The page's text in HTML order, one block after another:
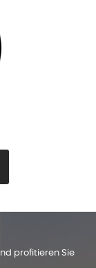
profitieren Sie